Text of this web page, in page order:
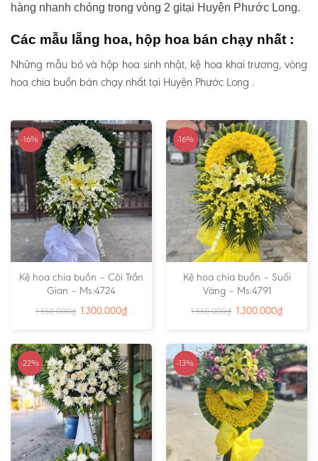
hàng nhanh chóng trong vòng 2 gitại Huyện Phước Long.
Các mẫu lẵng hoa, hộp hoa bán chạy nhất :
Những mẫu bó và hộp hoa sinh nhật, kệ hoa khai trương, vòng
hoa chia buồn bán chạy nhất tại Huyện Phước Long .
-16%
Kệ hoa chia buồn – Cõi Trần
Gian – Ms:4724
1.550.000₫ 1.300.000₫
-16%
Kệ hoa chia buồn – Suối
Vàng – Ms:4791
1.550.000₫ 1.300.000₫
-22% -13%